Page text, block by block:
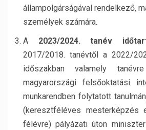
állampolgárságával rendelkező,
személyek számára.
A 2023/2024. tanév
2017/2018. tanévtől a 2022/
időszakban valamely
magyarországi felsőoktatási
munkarendben folytatott
(keresztféléves
félévre) pályázati úton